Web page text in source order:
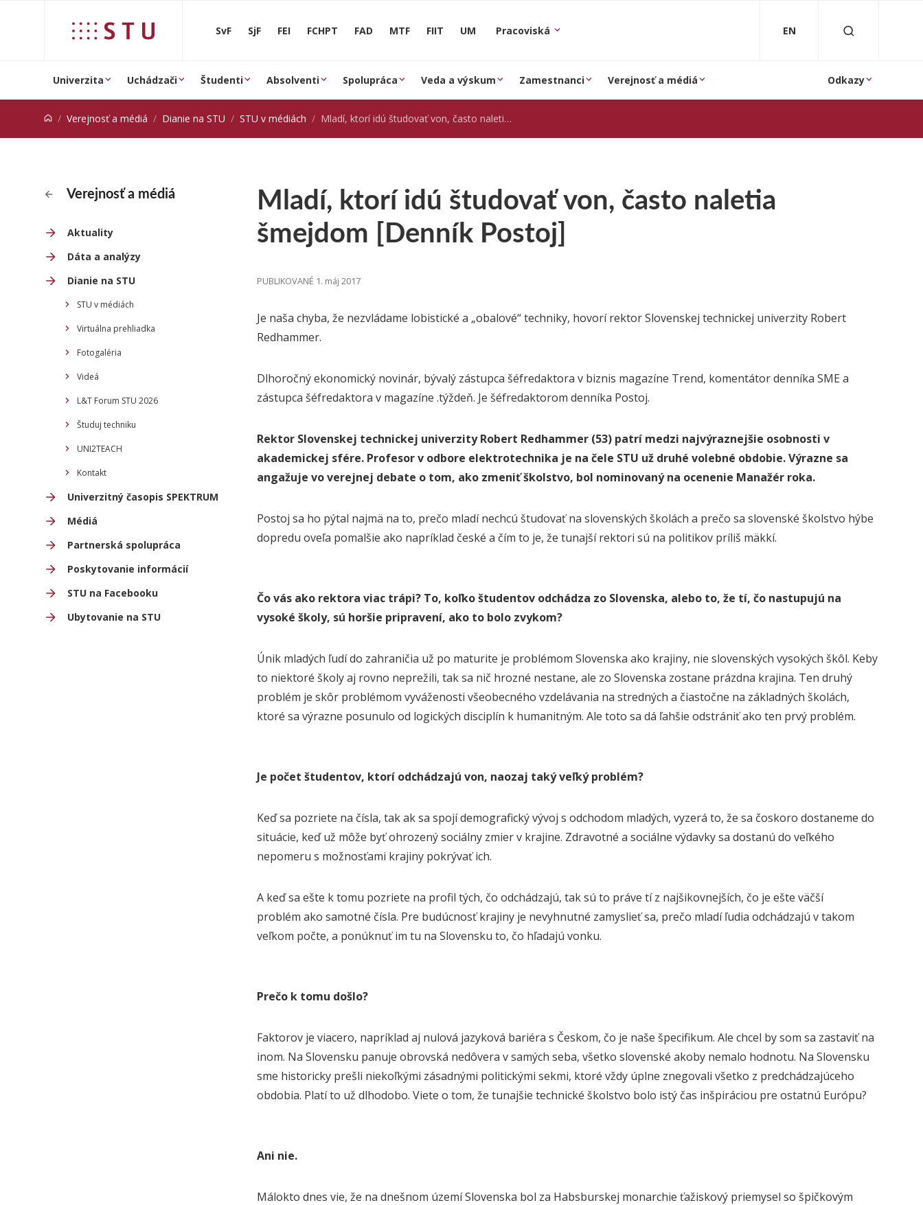
SvF SjF FEI FCHPT FAD MTF FIIT UM Pracoviská EN
Univerzita Uchádzači Študenti Absolventi Spolupráca Veda a výskum Zamestnanci Verejnosť a médiá Odkazy
Verejnosť a médiá Dianie na STU STU v médiách Mladí, ktorí idú študovať von, často naletia šmejdom [Denník Postoj]
Verejnosť a médiá
Aktuality
Dáta a analýzy
Dianie na STU
STU v médiách
Virtuálna prehliadka
Fotogaléria
Videá
L&T Forum STU 2026
Študuj techniku
UNI2TEACH
Kontakt
Univerzitný časopis SPEKTRUM
Médiá
Partnerská spolupráca
Poskytovanie informácií
STU na Facebooku
Ubytovanie na STU
Mladí, ktorí idú študovať von, často naletia
šmejdom [Denník Postoj]
PUBLIKOVANÉ 1. máj 2017
Je naša chyba, že nezvládame lobistické a „obalové“ techniky, hovorí rektor Slovenskej technickej univerzity Robert
Redhammer.
Dlhoročný ekonomický novinár, bývalý zástupca šéfredaktora v biznis magazíne Trend, komentátor denníka SME a
zástupca šéfredaktora v magazíne .týždeň. Je šéfredaktorom denníka Postoj.
Rektor Slovenskej technickej univerzity Robert Redhammer (53) patrí medzi najvýraznejšie osobnosti v
akademickej sfére. Profesor v odbore elektrotechnika je na čele STU už druhé volebné obdobie. Výrazne sa
angažuje vo verejnej debate o tom, ako zmeniť školstvo, bol nominovaný na ocenenie Manažér roka.
Postoj sa ho pýtal najmä na to, prečo mladí nechcú študovať na slovenských školách a prečo sa slovenské školstvo hýbe
dopredu oveľa pomalšie ako napríklad české a čím to je, že tunajší rektori sú na politikov príliš mäkkí.
Čo vás ako rektora viac trápi? To, koľko študentov odchádza zo Slovenska, alebo to, že tí, čo nastupujú na
vysoké školy, sú horšie pripravení, ako to bolo zvykom?
Únik mladých ľudí do zahraničia už po maturite je problémom Slovenska ako krajiny, nie slovenských vysokých škôl. Keby
to niektoré školy aj rovno neprežili, tak sa nič hrozné nestane, ale zo Slovenska zostane prázdna krajina. Ten druhý
problém je skôr problémom vyváženosti všeobecného vzdelávania na stredných a čiastočne na základných školách,
ktoré sa výrazne posunulo od logických disciplín k humanitným. Ale toto sa dá ľahšie odstrániť ako ten prvý problém.
Je počet študentov, ktorí odchádzajú von, naozaj taký veľký problém?
Keď sa pozriete na čísla, tak ak sa spojí demografický vývoj s odchodom mladých, vyzerá to, že sa čoskoro dostaneme do
situácie, keď už môže byť ohrozený sociálny zmier v krajine. Zdravotné a sociálne výdavky sa dostanú do veľkého
nepomeru s možnosťami krajiny pokrývať ich.
A keď sa ešte k tomu pozriete na profil tých, čo odchádzajú, tak sú to práve tí z najšikovnejších, čo je ešte väčší
problém ako samotné čísla. Pre budúcnosť krajiny je nevyhnutné zamyslieť sa, prečo mladí ľudia odchádzajú v takom
veľkom počte, a ponúknuť im tu na Slovensku to, čo hľadajú vonku.
Prečo k tomu došlo?
Faktorov je viacero, napríklad aj nulová jazyková bariéra s Českom, čo je naše špecifikum. Ale chcel by som sa zastaviť na
inom. Na Slovensku panuje obrovská nedôvera v samých seba, všetko slovenské akoby nemalo hodnotu. Na Slovensku
sme historicky prešli niekoľkými zásadnými politickými sekmi, ktoré vždy úplne znegovali všetko z predchádzajúceho
obdobia. Platí to už dlhodobo. Viete o tom, že tunajšie technické školstvo bolo istý čas inšpiráciou pre ostatnú Európu?
Ani nie.
Málokto dnes vie, že na dnešnom území Slovenska bol za Habsburskej monarchie ťažiskový priemysel so špičkovým